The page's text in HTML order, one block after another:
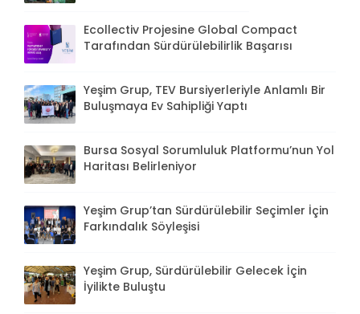
Ecollectiv Projesine Global Compact
Tarafından Sürdürülebilirlik Başarısı
Yeşim Grup, TEV Bursiyerleriyle Anlamlı Bir
Buluşmaya Ev Sahipliği Yaptı
Bursa Sosyal Sorumluluk Platformu’nun Yol
Haritası Belirleniyor
Yeşim Grup’tan Sürdürülebilir Seçimler İçin
Farkındalık Söyleşisi
Yeşim Grup, Sürdürülebilir Gelecek İçin
İyilikte Buluştu